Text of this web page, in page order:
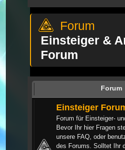
Einsteiger &
Forum
Forum
Einsteiger
Forum für Einsteiger-
Bevor Ihr hier Fragen
unsere FAQ, oder
des Forums. Solltet Ihr